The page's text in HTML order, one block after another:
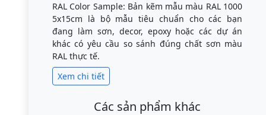
RAL Color Sample: Bản kẽm mẫu màu RAL 1000
5x15cm là bộ mẫu tiêu chuẩn cho các bạn
đang làm sơn, decor, epoxy hoặc các dự án
khác có yêu cầu so sánh đúng chất sơn màu
RAL thực tế.
Xem chi tiết
Các sản phẩm khác